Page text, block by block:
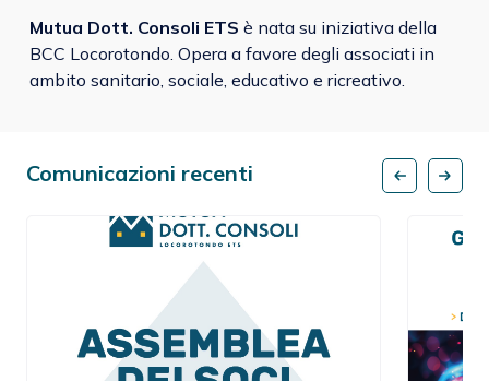
Mutua Dott. Consoli ETS è nata su iniziativa della
BCC Locorotondo. Opera a favore degli associati in
ambito sanitario, sociale, educativo e ricreativo.
Comunicazioni recenti